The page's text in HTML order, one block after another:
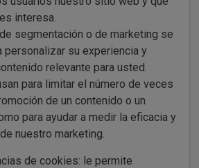
interesa.
segmentación o de marketing se
personalizar su experiencia y
relevante para usted.
para limitar el número de veces
de un contenido o un
para ayudar a medir la eficacia y
nuestro marketing.
de cookies: le permite